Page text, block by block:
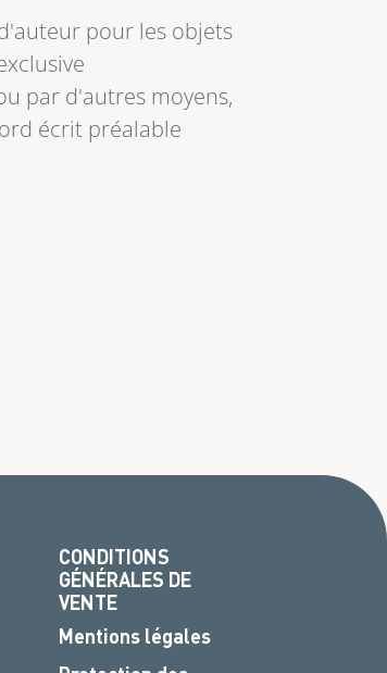
pour les objets
par d'autres moyens,
écrit préalable
CONDITIONS
GÉNÉRALES DE
VENTE
Mentions légales